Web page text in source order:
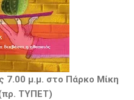
7.00 μ.μ. στο Πάρκο Μίκη
ΤΥΠΕΤ)